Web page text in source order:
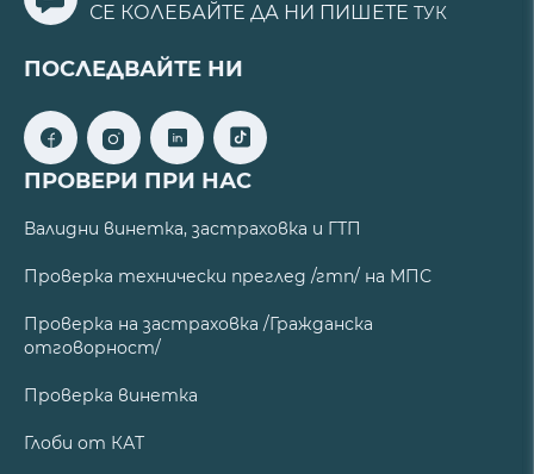
СЕ КОЛЕБАЙТЕ ДА НИ ПИШЕТЕ ТУК
ПОСЛЕДВАЙТЕ НИ
ПРОВЕРИ ПРИ НАС
Валидни винетка, застраховка и ГТП
Проверка технически преглед /гтп/ на МПС
Проверка на застраховка /Гражданска
отговорност/
Проверка винетка
Глоби от КАТ